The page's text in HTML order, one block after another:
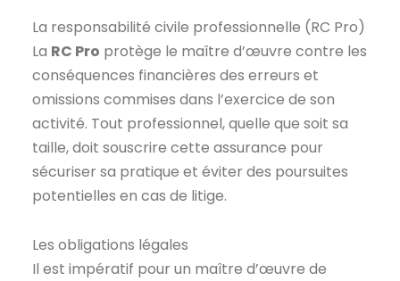
La responsabilité civile professionnelle (RC Pro)
La RC Pro protège le maître d’œuvre contre les
conséquences financières des erreurs et
omissions commises dans l’exercice de son
activité. Tout professionnel, quelle que soit sa
taille, doit souscrire cette assurance pour
sécuriser sa pratique et éviter des poursuites
potentielles en cas de litige.
Les obligations légales
Il est impératif pour un maître d’œuvre de